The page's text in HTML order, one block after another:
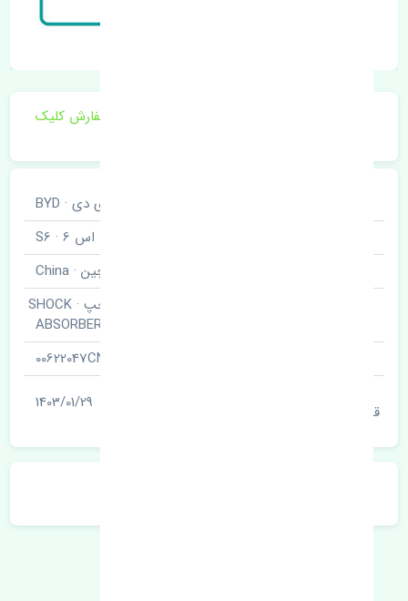
برای اطلاع از موجودی و قیمت به روز روی ثبت سفارش کلیک
بی وای دی · BYD
اس 6 · S6
چین · China
کمک فنر جلو چپ · SHOCK
ABSORBER
00622047CN
قیمت
1403/01/29